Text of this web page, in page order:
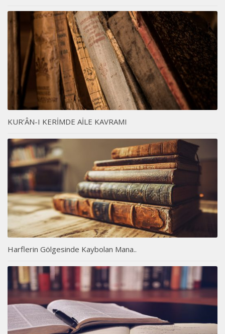
KUR’ÂN-I KERİMDE AİLE KAVRAMI
Harflerin Gölgesinde Kaybolan Mana..